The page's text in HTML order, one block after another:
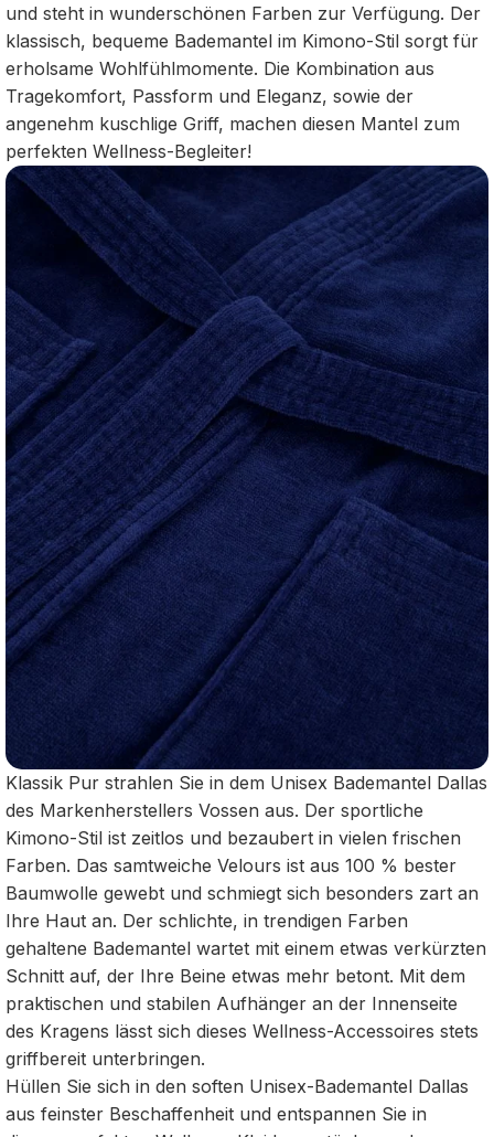
und steht in wunderschönen Farben zur Verfügung. Der
klassisch, bequeme Bademantel im Kimono-Stil sorgt für
erholsame Wohlfühlmomente. Die Kombination aus
Tragekomfort, Passform und Eleganz, sowie der
angenehm kuschlige Griff, machen diesen Mantel zum
perfekten Wellness-Begleiter!
Klassik Pur strahlen Sie in dem Unisex Bademantel Dallas
des Markenherstellers Vossen aus. Der sportliche
Kimono-Stil ist zeitlos und bezaubert in vielen frischen
Farben. Das samtweiche Velours ist aus 100 % bester
Baumwolle gewebt und schmiegt sich besonders zart an
Ihre Haut an. Der schlichte, in trendigen Farben
gehaltene Bademantel wartet mit einem etwas verkürzten
Schnitt auf, der Ihre Beine etwas mehr betont. Mit dem
praktischen und stabilen Aufhänger an der Innenseite
des Kragens lässt sich dieses Wellness-Accessoires stets
griffbereit unterbringen.
Hüllen Sie sich in den soften Unisex-Bademantel Dallas
aus feinster Beschaffenheit und entspannen Sie in